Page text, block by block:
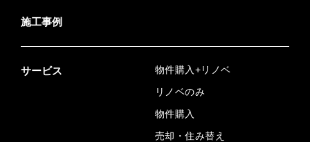
施工事例
サービス
物件購入+リノベ
リノベのみ
物件購入
売却・住み替え